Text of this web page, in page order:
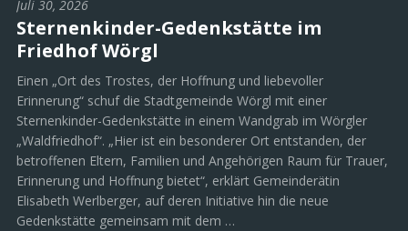
Juli 30, 2026
Sternenkinder-Gedenkstätte im
Friedhof Wörgl
Einen „Ort des Trostes, der Hoffnung und liebevoller
Erinnerung“ schuf die Stadtgemeinde Wörgl mit einer
Sternenkinder-Gedenkstätte in einem Wandgrab im Wörgler
„Waldfriedhof“. „Hier ist ein besonderer Ort entstanden, der
betroffenen Eltern, Familien und Angehörigen Raum für Trauer,
Erinnerung und Hoffnung bietet“, erklärt Gemeinderätin
Elisabeth Werlberger, auf deren Initiative hin die neue
Gedenkstätte gemeinsam mit dem …